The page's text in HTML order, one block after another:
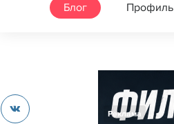
Блог Профиль
Реклама